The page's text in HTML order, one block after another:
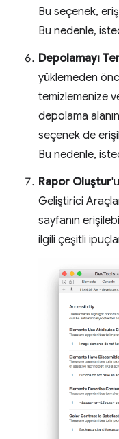
Bu seçenek,
Bu nedenle,
Depolamayı
yüklemeden
temizlemenize
depolama
seçenek de
Bu nedenle,
Rapor Oluştur
Geliştirici
sayfanın
ilgili çeşitli